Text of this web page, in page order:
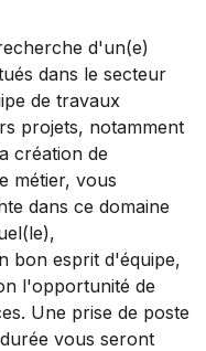
d'un(e)
dans le secteur
de travaux
projets, notamment
création de
métier, vous
dans ce domaine
bon esprit d'équipe,
l'opportunité de
Une prise de poste
vous seront